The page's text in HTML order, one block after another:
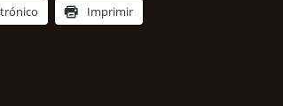
Imprimir